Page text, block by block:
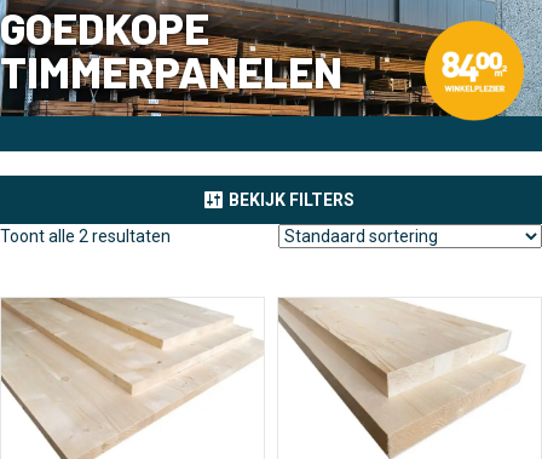
GOEDKOPE
TIMMERPANELEN
BEKIJK FILTERS
Toont alle 2 resultaten